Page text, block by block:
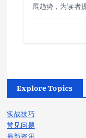
展趋势，为读者
Explore Topics
实战技巧
常见问题